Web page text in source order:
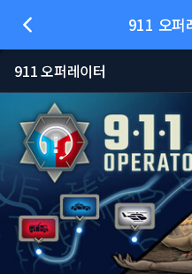
911 오퍼
911 오퍼레이터